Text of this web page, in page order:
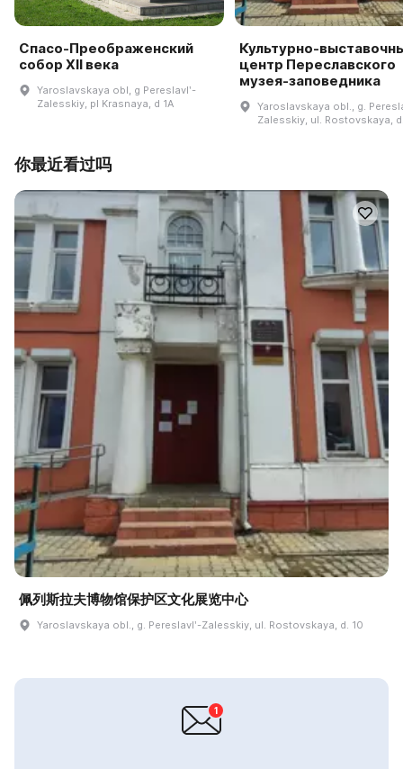
Спасо-Преображенский
собор XII века
Yaroslavskaya obl, g Pereslavlʹ-
Zalesskiy, pl Krasnaya, d 1A
Культурно-
центр Переславского
музея-заповедника
Yaroslavskaya obl., g.
Zalesskiy, ul. Rostovskaya,
你最近看过吗
佩列斯拉夫博物馆保护区文化展览中心
Yaroslavskaya obl., g. Pereslavlʹ-Zalesskiy, ul. Rostovskaya, d. 10